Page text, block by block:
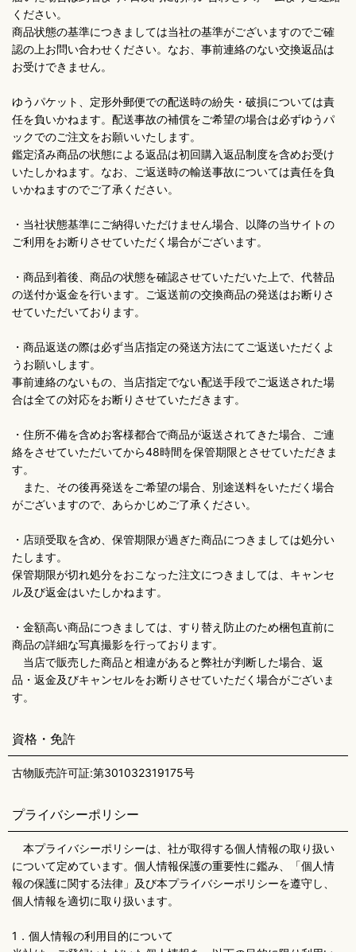
ください。
商品状態の基準につきましては当社の基準がございますのでご確
認の上お問い合わせください。なお、事前連絡のない交換返品は
お受けできません。
ゆうパケット、定形外郵便での配送時の紛失・破損については責
任を負いかねます。配送事故の補償をご希望の場合は必ずゆうパ
ックでのご注文をお願いいたします。
鑑定済み商品の状態による返品は初回購入返品制度を含めお受け
いたしかねます。なお、ご返送時の輸送事故については責任を負
いかねますのでご了承ください。
・当社状態基準にご納得いただけません場合、以降の当サイトの
ご利用をお断りさせていただく場合がございます。
・商品到着後、商品の状態を確認させていただいた上で、代替品
の送付か返金を行います。ご返送前の交換商品の発送はお断りさ
せていただいております。
・商品返送の際は必ず当店指定の発送方法にてご返送いただくよ
うお願いします。
事前連絡のないもの、当店指定でない配送手段でご返送された場
合は全ての対応をお断りさせていただきます。
・住所不備を含めお客様都合で商品が返送されてきた場合、ご連
絡をさせていただいてから48時間を保管期限とさせていただきま
す。
また、その後再発送をご希望の場合、別途送料をいただく場合
がございますので、あらかじめご了承ください。
・店頭受取を含め、保管期限が過ぎた商品につきましては処分い
たします。
保管期限が切れ処分をおこなった注文につきましては、キャンセ
ル及び返金はいたしかねます。
・金額高い商品につきましては、すり替え防止のため梱包直前に
商品の詳細な写真撮影を行っております。
当店で販売した商品と相違があると弊社が判断した場合、返
品・返金及びキャンセルをお断りさせていただく場合がございま
す。
資格・免許
古物販売許可証:第301032319175号
プライバシーポリシー
本プライバシーポリシーは、社が取得する個人情報の取り扱い
について定めています。個人情報保護の重要性に鑑み、「個人情
報の保護に関する法律」及び本プライバシーポリシーを遵守し、
個人情報を適切に取り扱います。
1．個人情報の利用目的について